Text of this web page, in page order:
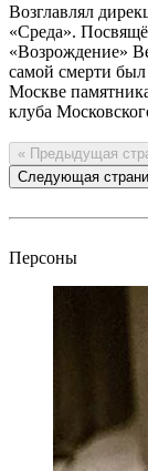
Возглавлял
«Среда».
«Возрождение»
самой смерти
Москве
клуба
« Предыдущая
Следующая
Персоны